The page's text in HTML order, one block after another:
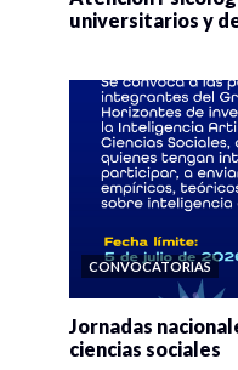
universitarios y
CONVOCATORIAS
Jornadas
ciencias sociales